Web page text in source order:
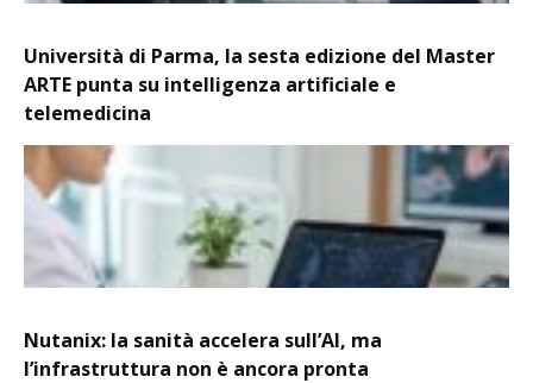
Università di Parma, la sesta edizione del Master
ARTE punta su intelligenza artificiale e
telemedicina
Nutanix: la sanità accelera sull’AI, ma
l’infrastruttura non è ancora pronta